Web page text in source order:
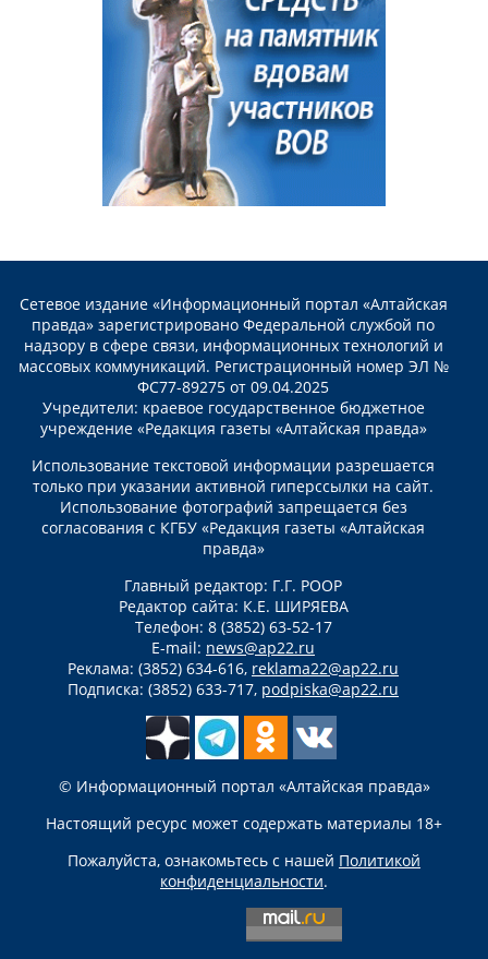
Сетевое издание «Информационный портал «Алтайская
правда» зарегистрировано Федеральной службой по
надзору в сфере связи, информационных технологий и
массовых коммуникаций. Регистрационный номер ЭЛ №
ФС77-89275 от 09.04.2025
Учредители: краевое государственное бюджетное
учреждение «Редакция газеты «Алтайская правда»
Использование текстовой информации разрешается
только при указании активной гиперссылки на сайт.
Использование фотографий запрещается без
согласования с КГБУ «Редакция газеты «Алтайская
правда»
Главный редактор: Г.Г. РООР
Редактор сайта: К.Е. ШИРЯЕВА
Телефон: 8 (3852) 63-52-17
E-mail: news@ap22.ru
Реклама: (3852) 634-616, reklama22@ap22.ru
Подписка: (3852) 633-717, podpiska@ap22.ru
© Информационный портал «Алтайская правда»
Настоящий ресурс может содержать материалы 18+
Пожалуйста, ознакомьтесь с нашей Политикой
конфиденциальности.